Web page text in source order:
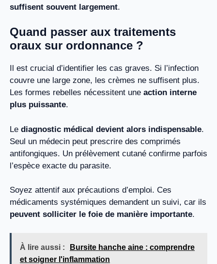
suffisent souvent largement.
Quand passer aux traitements
oraux sur ordonnance ?
Il est crucial d’identifier les cas graves. Si l’infection
couvre une large zone, les crèmes ne suffisent plus.
Les formes rebelles nécessitent une action interne
plus puissante.
Le diagnostic médical devient alors indispensable.
Seul un médecin peut prescrire des comprimés
antifongiques. Un prélèvement cutané confirme parfois
l’espèce exacte du parasite.
Soyez attentif aux précautions d’emploi. Ces
médicaments systémiques demandent un suivi, car ils
peuvent solliciter le foie de manière importante.
À lire aussi :
Bursite hanche aine : comprendre
et soigner l'inflammation